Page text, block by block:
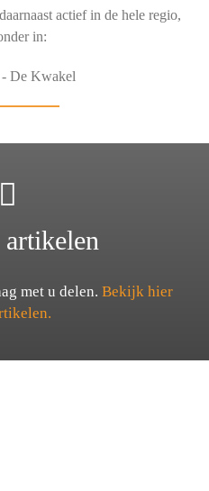
actief in de hele regio,
in:
De Kwakel
met u delen. Bekijk hier